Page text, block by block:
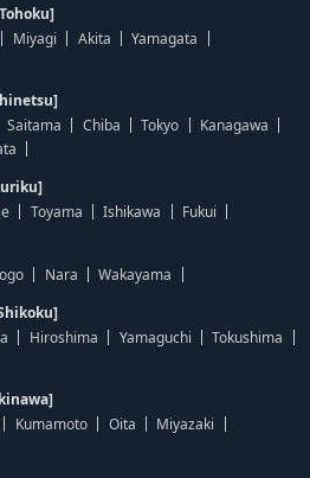
Miyagi Akita
Yamagata
Saitama Chiba Tokyo
Kanagawa
Toyama Ishikawa
Fukui
Nara
Wakayama
Hiroshima Yamaguchi
Tokushima
Kumamoto Oita
Miyazaki